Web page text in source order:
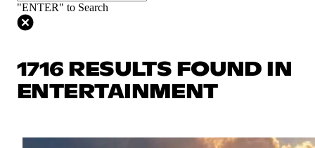
"ENTER" to Search
1716 RESULTS FOUND IN
ENTERTAINMENT